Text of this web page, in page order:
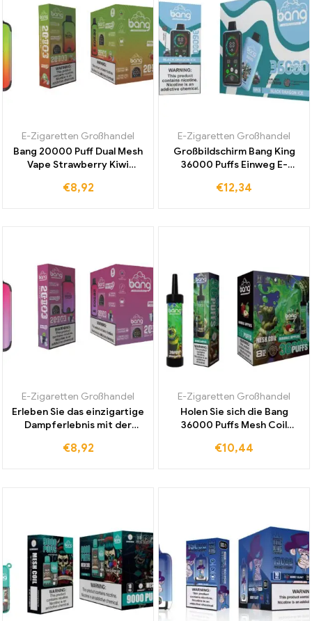
E-Zigaretten Großhandel
Bang 20000 Puff Dual Mesh
Vape Strawberry Kiwi
zu Großhandelspreisen Ihre
€8,92
E-Zigaretten Großhandel
Großbildschirm Bang King
36000 Puffs Einweg E-
mit Spannungsregelung
€12,34
E-Zigaretten Großhandel
Erleben Sie das einzigartige
Dampferlebnis mit der
Dual Mesh E-Zigarette in
€8,92
E-Zigaretten Großhandel
Holen Sie sich die Bang
36000 Puffs Mesh Coil
Double Apples zu einem
€10,44